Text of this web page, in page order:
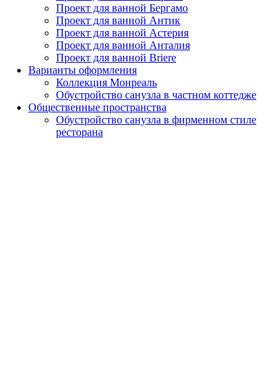
Проект для ванной Бергамо
Проект для ванной Антик
Проект для ванной Астерия
Проект для ванной Анталия
Проект для ванной Briere
Варианты оформления
Коллекция Монреаль
Обустройство санузла в частном коттедже
Общественные пространства
Обустройство санузла в фирменном стиле
ресторана